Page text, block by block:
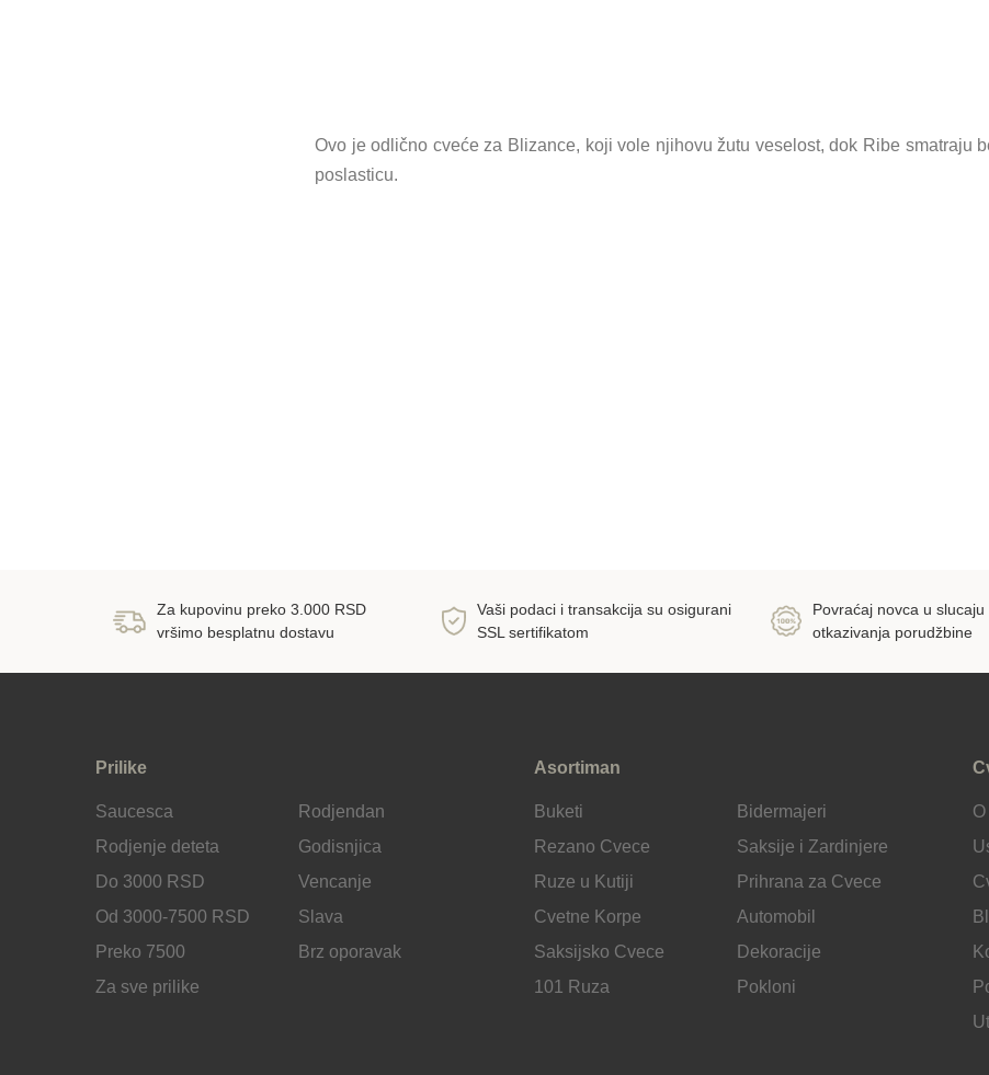
Ovo je odlično cveće za Blizance, koji vole njihovu žutu veselost, dok Ribe smatraju
poslasticu.
Za kupovinu preko 3.000 RSD
vršimo besplatnu dostavu
Vaši podaci i transakcija su osigurani
SSL sertifikatom
Povraćaj novca u slucaju
otkazivanja porudžbine
Prilike
Saucesca
Rodjendan
Rodjenje deteta
Godisnjica
Do 3000 RSD
Vencanje
Od 3000-7500 RSD
Slava
Preko 7500
Brz oporavak
Za sve prilike
Asortiman
Buketi
Bidermajeri
Rezano Cvece
Saksije i Zardinjere
Ruze u Kutiji
Prihrana za Cvece
Cvetne Korpe
Automobil
Saksijsko Cvece
Dekoracije
101 Ruza
Pokloni